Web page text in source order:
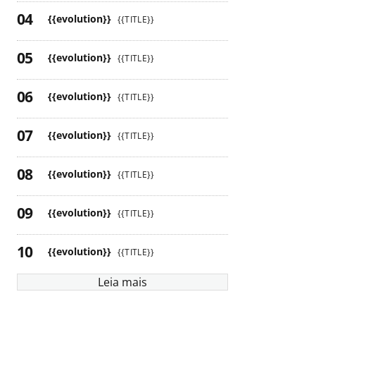
{{evolution}} {{TITLE}}
{{evolution}} {{TITLE}}
{{evolution}} {{TITLE}}
{{evolution}} {{TITLE}}
{{evolution}} {{TITLE}}
{{evolution}} {{TITLE}}
{{evolution}} {{TITLE}}
Leia mais